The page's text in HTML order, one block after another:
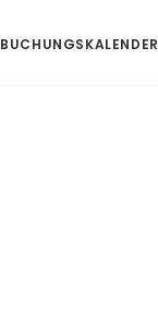
BUCHUNGSKALENDER